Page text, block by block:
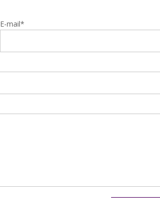
E-mail*